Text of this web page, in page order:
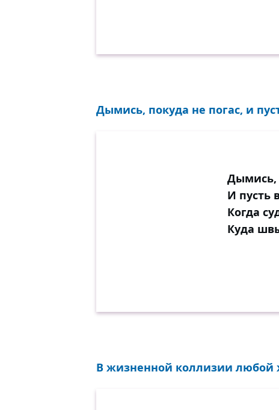
Дымись, покуда не погас, и
Дымись,
И пусть
Когда
Куда
В жизненной коллизии любой